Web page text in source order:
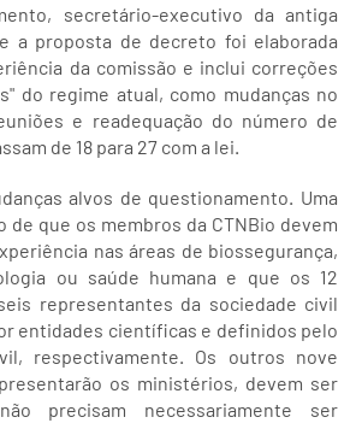
secretário-executivo da antiga
a proposta de decreto foi elaborada
da comissão e inclui correções
do regime atual, como mudanças no
e readequação do número de
de 18 para 27 com a lei.
alvos de questionamento. Uma
de que os membros da CTNBio devem
nas áreas de biossegurança,
ou saúde humana e que os 12
representantes da sociedade civil
entidades científicas e definidos pelo
respectivamente. Os outros nove
os ministérios, devem ser
precisam necessariamente ser